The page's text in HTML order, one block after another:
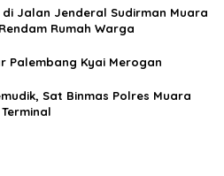
di Jalan Jenderal Sudirman Muara
Rumah Warga
Palembang Kyai Merogan
Sat Binmas Polres Muara